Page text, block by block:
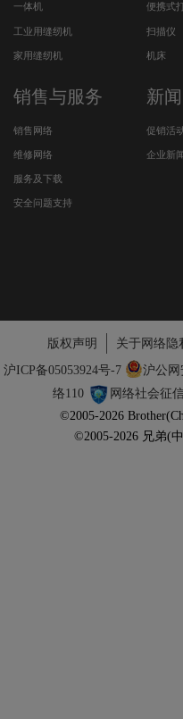
一体机 便携式
工业用缝纫机 扫描仪
家用缝纫机 机床
销售与服务
销售网络
维修网络
服务及下载
安全问题支持
新
促销活
企业新
版权声明 关于网络隐
沪ICP备05053924号-7
沪公网
络110
网络社会征
©2005-2026
©2005-2026 兄弟(